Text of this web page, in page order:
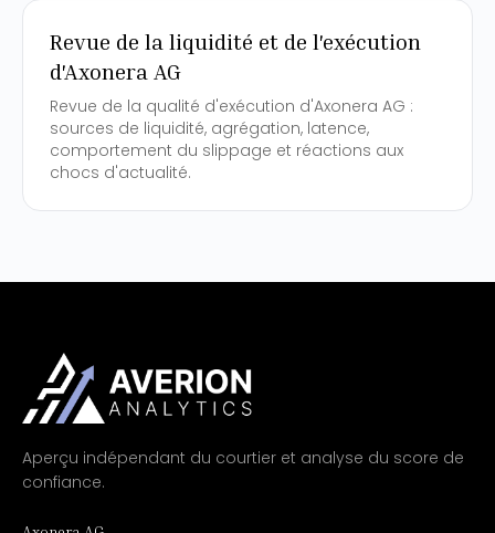
Revue de la liquidité et de l'exécution
d'Axonera AG
Revue de la qualité d'exécution d'Axonera AG :
sources de liquidité, agrégation, latence,
comportement du slippage et réactions aux
chocs d'actualité.
Aperçu indépendant du courtier et analyse du score de
confiance.